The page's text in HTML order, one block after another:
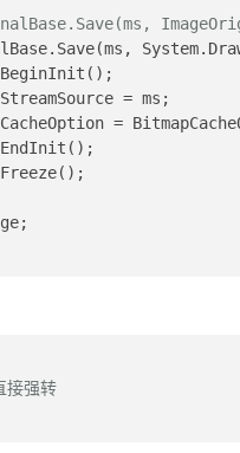
ImageOriginalBase.Save(ms,
= ms;
=
强转